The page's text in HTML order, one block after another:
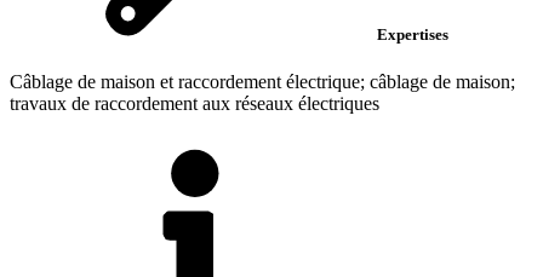
Expertises
Câblage de maison et raccordement électrique; câblage de maison;
travaux de raccordement aux réseaux électriques